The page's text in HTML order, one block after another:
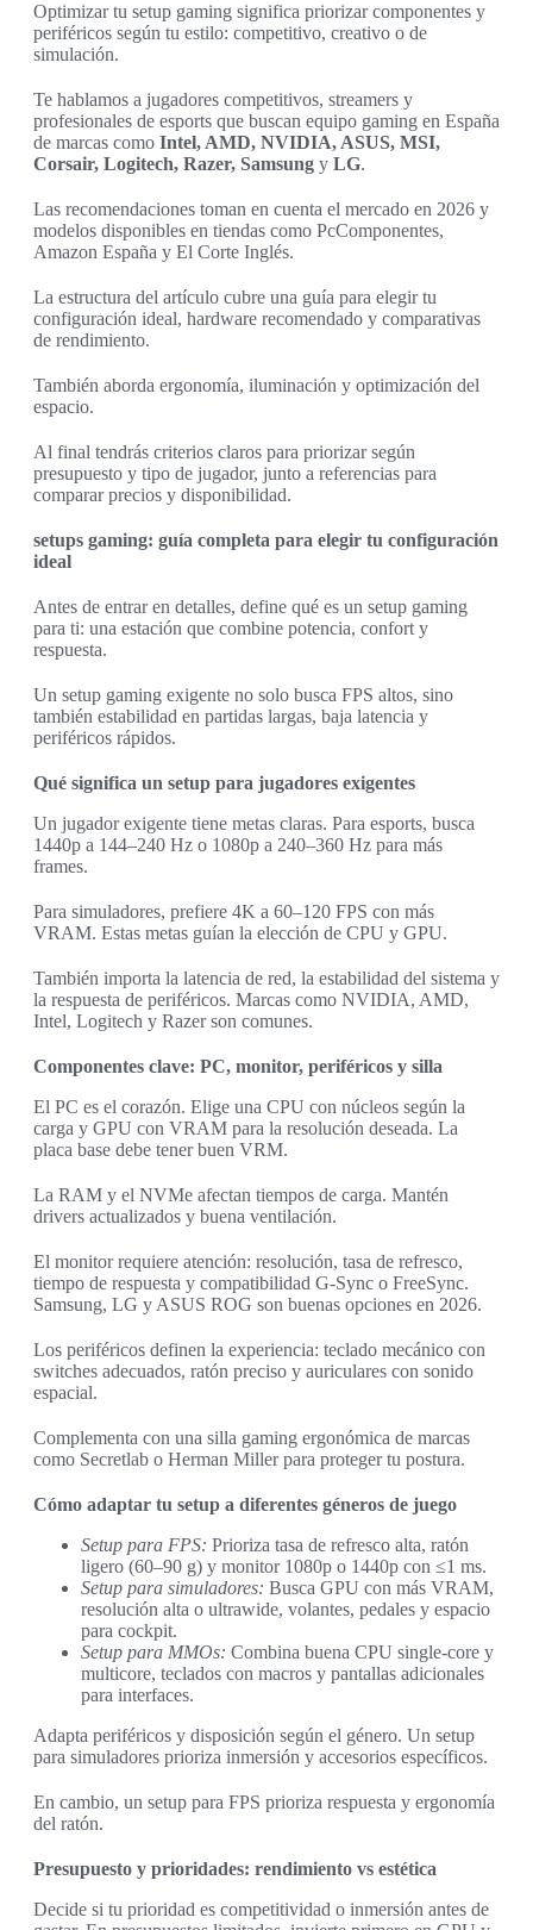
Optimizar tu setup gaming significa priorizar componentes y
periféricos según tu estilo: competitivo, creativo o de
simulación.
Te hablamos a jugadores competitivos, streamers y
profesionales de esports que buscan equipo gaming en España
de marcas como Intel, AMD, NVIDIA, ASUS, MSI,
Corsair, Logitech, Razer, Samsung y LG.
Las recomendaciones toman en cuenta el mercado en 2026 y
modelos disponibles en tiendas como PcComponentes,
Amazon España y El Corte Inglés.
La estructura del artículo cubre una guía para elegir tu
configuración ideal, hardware recomendado y comparativas
de rendimiento.
También aborda ergonomía, iluminación y optimización del
espacio.
Al final tendrás criterios claros para priorizar según
presupuesto y tipo de jugador, junto a referencias para
comparar precios y disponibilidad.
setups gaming: guía completa para elegir tu configuración
ideal
Antes de entrar en detalles, define qué es un setup gaming
para ti: una estación que combine potencia, confort y
respuesta.
Un setup gaming exigente no solo busca FPS altos, sino
también estabilidad en partidas largas, baja latencia y
periféricos rápidos.
Qué significa un setup para jugadores exigentes
Un jugador exigente tiene metas claras. Para esports, busca
1440p a 144–240 Hz o 1080p a 240–360 Hz para más
frames.
Para simuladores, prefiere 4K a 60–120 FPS con más
VRAM. Estas metas guían la elección de CPU y GPU.
También importa la latencia de red, la estabilidad del sistema y
la respuesta de periféricos. Marcas como NVIDIA, AMD,
Intel, Logitech y Razer son comunes.
Componentes clave: PC, monitor, periféricos y silla
El PC es el corazón. Elige una CPU con núcleos según la
carga y GPU con VRAM para la resolución deseada. La
placa base debe tener buen VRM.
La RAM y el NVMe afectan tiempos de carga. Mantén
drivers actualizados y buena ventilación.
El monitor requiere atención: resolución, tasa de refresco,
tiempo de respuesta y compatibilidad G-Sync o FreeSync.
Samsung, LG y ASUS ROG son buenas opciones en 2026.
Los periféricos definen la experiencia: teclado mecánico con
switches adecuados, ratón preciso y auriculares con sonido
espacial.
Complementa con una silla gaming ergonómica de marcas
como Secretlab o Herman Miller para proteger tu postura.
Cómo adaptar tu setup a diferentes géneros de juego
Setup para FPS: Prioriza tasa de refresco alta, ratón
ligero (60–90 g) y monitor 1080p o 1440p con ≤1 ms.
Setup para simuladores: Busca GPU con más VRAM,
resolución alta o ultrawide, volantes, pedales y espacio
para cockpit.
Setup para MMOs: Combina buena CPU single-core y
multicore, teclados con macros y pantallas adicionales
para interfaces.
Adapta periféricos y disposición según el género. Un setup
para simuladores prioriza inmersión y accesorios específicos.
En cambio, un setup para FPS prioriza respuesta y ergonomía
del ratón.
Presupuesto y prioridades: rendimiento vs estética
Decide si tu prioridad es competitividad o inmersión antes de